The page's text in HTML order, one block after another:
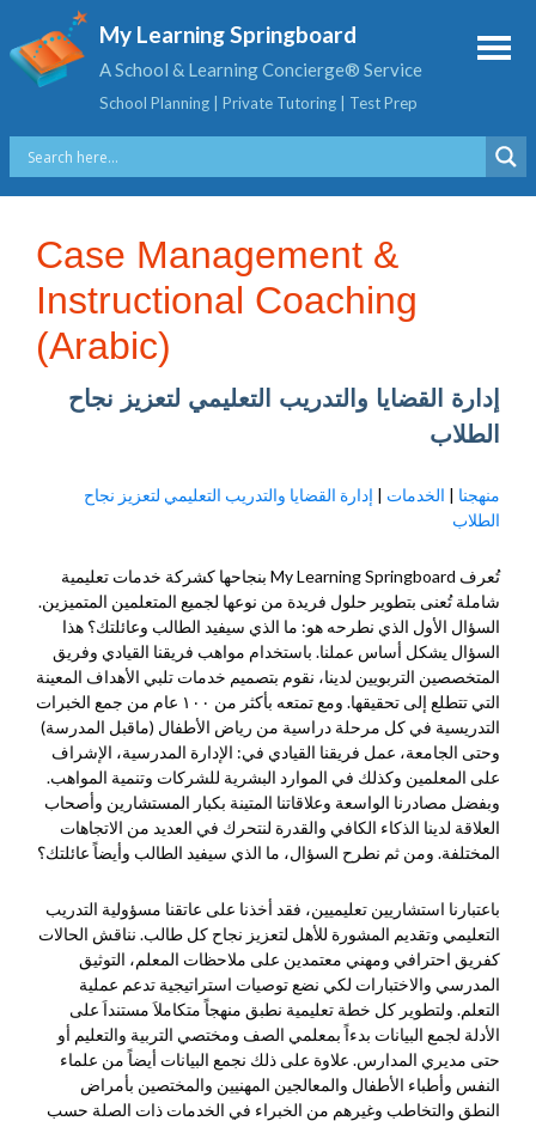
My Learning Springboard
A School & Learning Concierge® Service
School Planning | Private Tutoring | Test Prep
Case Management &
Instructional Coaching
(Arabic)
إدارة القضايا والتدريب التعليمي لتعزيز نجاح
الطلاب
منهجنا | الخدمات | إدارة القضايا والتدريب التعليمي لتعزيز نجاح
الطلاب
تُعرف My Learning Springboard بنجاحها كشركة خدمات تعليمية
شاملة تُعنى بتطوير حلول فريدة من نوعها لجميع المتعلمين المتميزين.
السؤال الأول الذي نطرحه هو: ما الذي سيفيد الطالب وعائلتك؟ هذا
السؤال يشكل أساس عملنا. باستخدام مواهب فريقنا القيادي وفريق
المتخصصين التربويين لدينا، نقوم بتصميم خدمات تلبي الأهداف المعينة
التي تتطلع إلى تحقيقها. ومع تمتعه بأكثر من ١٠٠ عام من جمع الخبرات
التدريسية في كل مرحلة دراسية من رياض الأطفال (ماقبل المدرسة)
وحتى الجامعة، عمل فريقنا القيادي في: الإدارة المدرسية، الإشراف
على المعلمين وكذلك في الموارد البشرية للشركات وتنمية المواهب.
وبفضل مصادرنا الواسعة وعلاقاتنا المتينة بكبار المستشارين وأصحاب
العلاقة لدينا الذكاء الكافي والقدرة لنتحرك في العديد من الاتجاهات
المختلفة. ومن ثم نطرح السؤال، ما الذي سيفيد الطالب وأيضاً عائلتك؟
باعتبارنا استشاريين تعليميين، فقد أخذنا على عاتقنا مسؤولية التدريب
التعليمي وتقديم المشورة للأهل لتعزيز نجاح كل طالب. نناقش الحالات
كفريق احترافي ومهني معتمدين على ملاحظات المعلم، التوثيق
المدرسي والاختبارات لكي نضع توصيات استراتيجية تدعم عملية
التعلم. ولتطوير كل خطة تعليمية نطبق منهجاً متكاملاَ مستنداَ على
الأدلة لجمع البيانات بدءاً بمعلمي الصف ومختصي التربية والتعليم أو
حتى مديري المدارس. علاوة على ذلك نجمع البيانات أيضاً من علماء
النفس وأطباء الأطفال والمعالجين المهنيين والمختصين بأمراض
النطق والتخاطب وغيرهم من الخبراء في الخدمات ذات الصلة حسب